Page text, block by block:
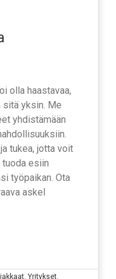
olla haastavaa,
sitä yksin. Me
yhdistämään
tukea, jotta voit
tuoda esiin
työpaikan. Ota
askel
, Yritykset,